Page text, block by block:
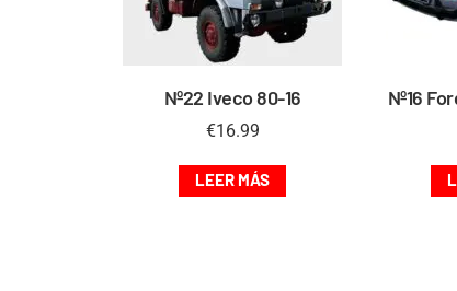
Nº22 Iveco 80-16
€16.99
LEER MÁS
Nº16